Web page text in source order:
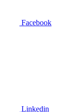
Facebook
Linkedin